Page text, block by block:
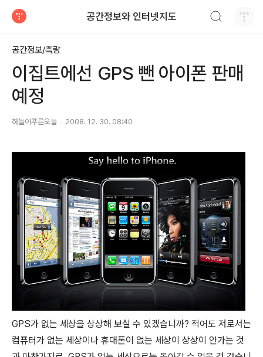
공간정보와 인터넷지도
공간정보/측량
이집트에선 GPS 뺀 아이폰 판매
예정
하늘이푸른오늘 2008. 12. 30. 08:40
GPS가 없는 세상을 상상해 보실 수 있겠습니까? 적어도 저로서는
컴퓨터가 없는 세상이나 휴대폰이 없는 세상이 상상이 안가는 것